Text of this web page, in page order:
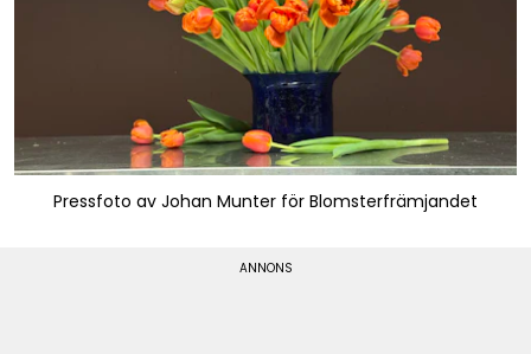
Pressfoto av Johan Munter för Blomsterfrämjandet